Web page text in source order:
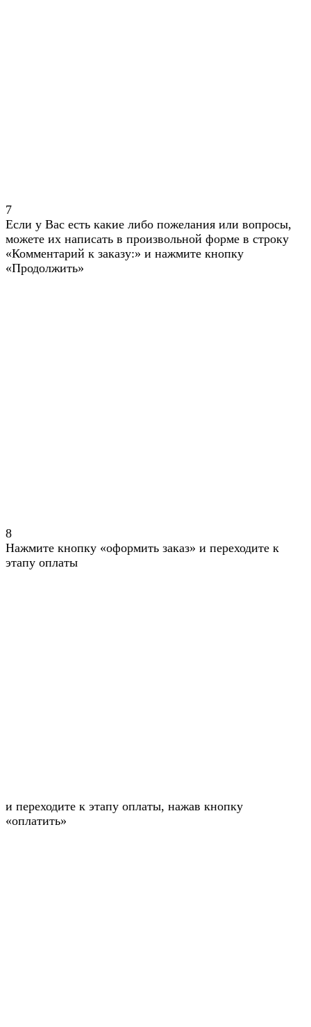
7
Если у Вас есть какие либо пожелания или вопросы,
можете их написать в произвольной форме в строку
«Комментарий к заказу:» и нажмите кнопку
«Продолжить»
8
Нажмите кнопку «оформить заказ» и переходите к
этапу оплаты
и переходите к этапу оплаты, нажав кнопку
«оплатить»